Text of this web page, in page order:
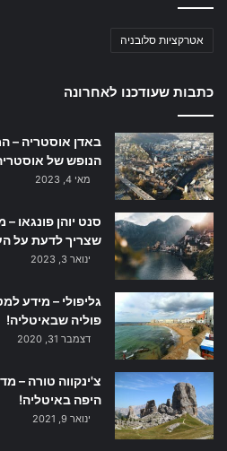
אטרקציות סלובניה
כתבות שעודכנו לאחרונה
באדן אוסטריה –
הנופש של
מאי 4, 2023
סנט יוהן פונגאו
שצריך לדעת על
ינואר 3, 2023
גליפולי – מידע
פוליה שבאיטליה!
דצמבר 31, 2020
צ'ינקווה טורה –
היפה באיטליה!
ינואר 9, 2021